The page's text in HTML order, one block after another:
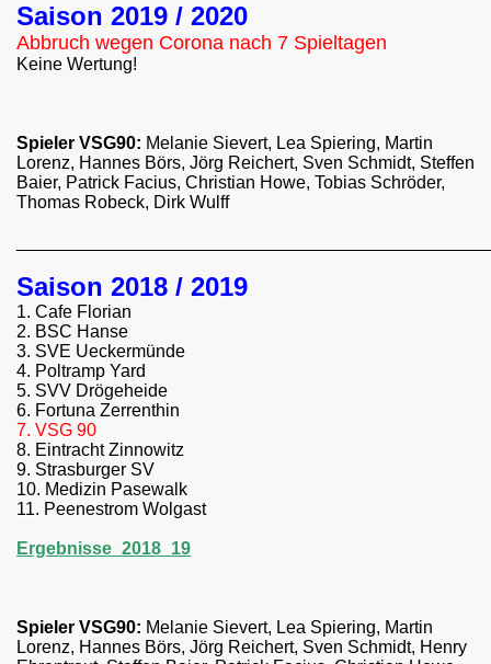
Saison 2019 / 2020
Abbruch wegen Corona nach 7 Spieltagen
Keine Wertung!
Spieler VSG90: Melanie Sievert, Lea Spiering, Martin
Lorenz, Hannes Börs, Jörg Reichert, Sven Schmidt, Steffen
Baier, Patrick Facius, Christian Howe, Tobias Schröder,
Thomas Robeck, Dirk Wulff
Saison 2018 / 2019
1. Cafe Florian
2. BSC Hanse
3. SVE Ueckermünde
4. Poltramp Yard
5. SVV Drögeheide
6. Fortuna Zerrenthin
7. VSG 90
8. Eintracht Zinnowitz
9. Strasburger SV
10. Medizin Pasewalk
11. Peenestrom Wolgast
Ergebnisse_2018_19
Spieler VSG90: Melanie Sievert, Lea Spiering, Martin
Lorenz, Hannes Börs, Jörg Reichert, Sven Schmidt, Henry